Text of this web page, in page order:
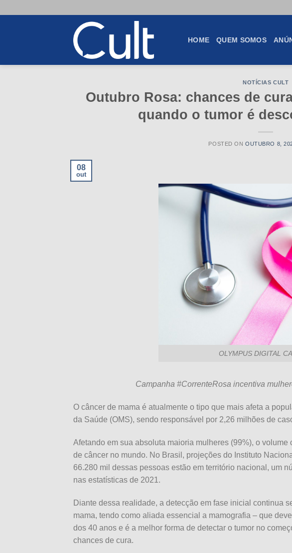
HOME QUEM SOMOS
NOTÍCIAS CULT
Outubro Rosa: chances de
quando o tumor é
POSTED ONOUTUBRO 8,
08
out
OLYMPUS DIGITAL
Campanha #CorrenteRosa incentiva
O câncer de mama é atualmente o tipo que mais afeta a
da Saúde (OMS), sendo responsável por 2,26 milhões de
Afetando em sua absoluta maioria mulheres (99%), o
de câncer no mundo. No Brasil, projeções do Instituto
66.280 mil dessas pessoas estão em território nacional, um
nas estatísticas de 2021.
Diante dessa realidade, a detecção em fase inicial continua
mama, tendo como aliada essencial a mamografia – que
dos 40 anos e é a melhor forma de detectar o tumor no
chances de cura.